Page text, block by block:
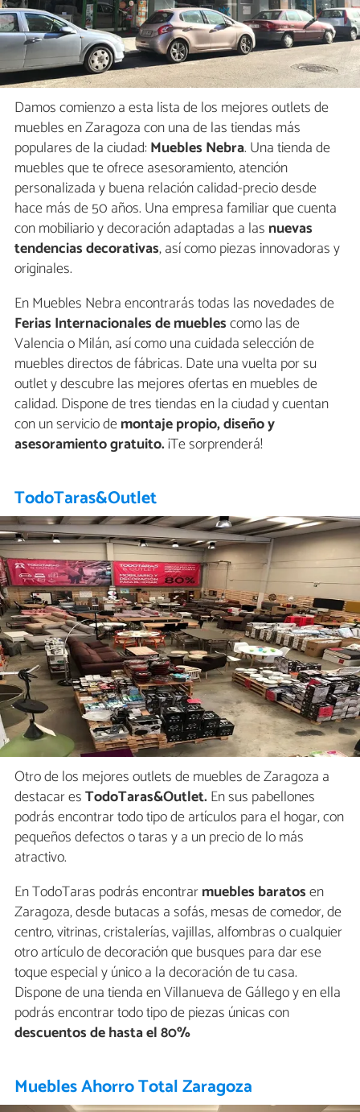
Damos comienzo a esta lista de los mejores outlets de
muebles en Zaragoza con una de las tiendas más
populares de la ciudad:Muebles Nebra. Una tienda de
muebles que te ofrece asesoramiento, atención
personalizada y buena relación calidad-precio desde
hace más de 50 años. Una empresa familiar que cuenta
con mobiliario y decoración adaptadas a las nuevas
tendencias decorativas, así como piezas innovadoras y
originales.
En Muebles Nebra encontrarás todas las novedades de
Ferias Internacionales de mueblescomo las de
Valencia o Milán, así como una cuidada selección de
muebles directos de fábricas. Date una vuelta por su
outlet y descubre las mejores ofertas en muebles de
calidad. Dispone de tres tiendas en la ciudad y cuentan
con un servicio demontaje propio, diseño y
asesoramiento gratuito.¡Te sorprenderá!
TodoTaras&Outlet
Otro de los mejores outlets de muebles de Zaragoza a
destacar esTodoTaras&Outlet.En sus pabellones
podrás encontrar todo tipo de artículos para el hogar, con
pequeños defectos o taras y a un precio de lo más
atractivo.
En TodoTaras podrás encontrarmuebles baratosen
Zaragoza, desde butacas a sofás, mesas de comedor, de
centro, vitrinas, cristalerías, vajillas, alfombras o cualquier
otro artículo de decoración que busques para dar ese
toque especial y único a la decoración de tu casa.
Dispone de una tienda en Villanueva de Gállego y en ella
podrás encontrar todo tipo de piezas únicas con
descuentos de hasta el 80%
Muebles Ahorro Total Zaragoza